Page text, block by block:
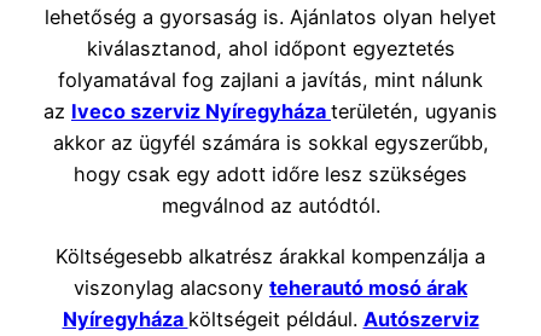
lehetőség a gyorsaság is. Ajánlatos olyan helyet
kiválasztanod, ahol időpont egyeztetés
folyamatával fog zajlani a javítás, mint nálunk
az Iveco szerviz Nyíregyháza területén, ugyanis
akkor az ügyfél számára is sokkal egyszerűbb,
hogy csak egy adott időre lesz szükséges
megválnod az autódtól.
Költségesebb alkatrész árakkal kompenzálja a
viszonylag alacsony teherautó mosó árak
Nyíregyháza költségeit például. Autószerviz